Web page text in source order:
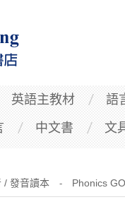
英語主教材 語
中文書 文
/ 發音讀本 - Phonics